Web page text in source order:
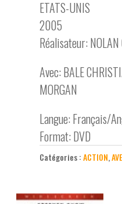
ETATS-UNIS
2005
Réalisateur:
Avec: BALE
MORGAN
Langue: Français/
Format: DVD
Catégories :ACTION,